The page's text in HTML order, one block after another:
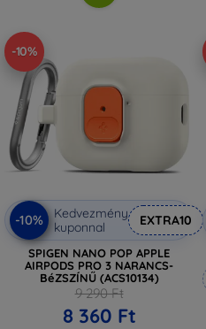
-10%
-10%
Kedvezmény
kuponnal
EXTRA10
SPIGEN NANO POP APPLE
AIRPODS PRO 3 NARANCS-
BéZSZÍNŰ (ACS10134)
9 290 Ft
8 360 Ft